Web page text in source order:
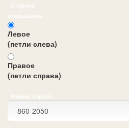
Сторона
открывания
Левое
(петли слева)
Правое
(петли справа)
Размер короба